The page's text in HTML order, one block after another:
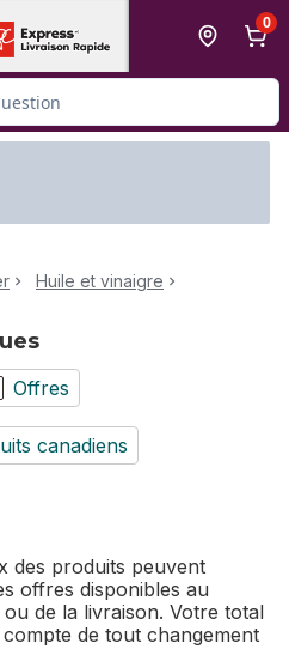
0
Huile et vinaigre
Offres
canadiens
des produits peuvent
offres disponibles au
de la livraison. Votre total
de tout changement